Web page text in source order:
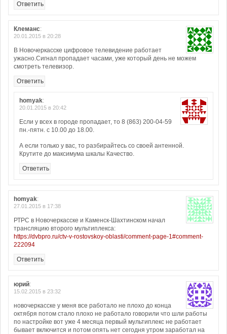
Ответить
Клеманс:
20.01.2015 в 20:28
В Новочеркасске цифровое телевидение работает
ужасно.Сигнал пропадает часами, уже который день не можем
смотреть телевизор.
Ответить
homyak:
20.01.2015 в 20:42
Если у всех в городе пропадает, то 8 (863) 200-04-59
пн.-пятн. с 10.00 до 18.00.
А если только у вас, то разбирайтесь со своей антенной.
Крутите до максимума шкалы Качество.
Ответить
homyak:
27.01.2015 в 17:38
РТРС в Новочеркасске и Каменск-Шахтинском начал
трансляцию второго мультиплекса:
https://dvbpro.ru/ctv-v-rostovskoy-oblasti/comment-page-1#comment-
222094
Ответить
юрий:
15.02.2015 в 23:32
новочеркасске у меня все работало не плохо до конца
октября потом стало плохо не работало говорили что шли работы
по настройке вот уже 4 месяца первый мультиплекс не работает
бывает включится и потом опять нет сегодня утром заработал на